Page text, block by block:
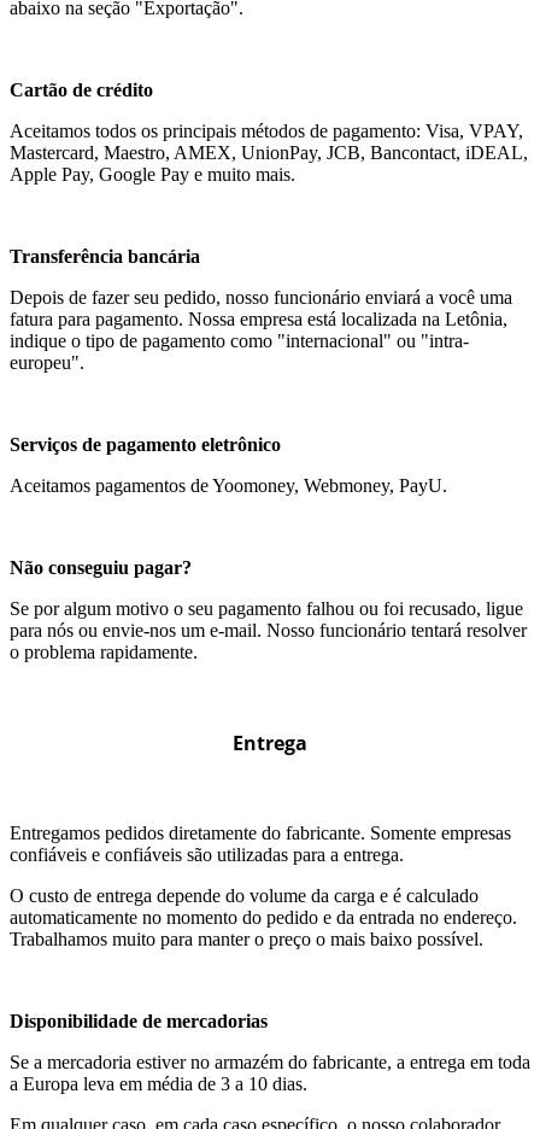
abaixo na seção "Exportação".
Cartão de crédito
Aceitamos todos os principais métodos de pagamento: Visa, VPAY,
Mastercard, Maestro, AMEX, UnionPay, JCB, Bancontact, iDEAL,
Apple Pay, Google Pay e muito mais.
Transferência bancária
Depois de fazer seu pedido, nosso funcionário enviará a você uma
fatura para pagamento. Nossa empresa está localizada na Letônia,
indique o tipo de pagamento como "internacional" ou "intra-
europeu".
Serviços de pagamento eletrônico
Aceitamos pagamentos de Yoomoney, Webmoney, PayU.
Não conseguiu pagar?
Se por algum motivo o seu pagamento falhou ou foi recusado, ligue
para nós ou envie-nos um e-mail. Nosso funcionário tentará resolver
o problema rapidamente.
Entrega
Entregamos pedidos diretamente do fabricante. Somente empresas
confiáveis e confiáveis são utilizadas para a entrega.
O custo de entrega depende do volume da carga e é calculado
automaticamente no momento do pedido e da entrada no endereço.
Trabalhamos muito para manter o preço o mais baixo possível.
Disponibilidade de mercadorias
Se a mercadoria estiver no armazém do fabricante, a entrega em toda
a Europa leva em média de 3 a 10 dias.
Em qualquer caso, em cada caso específico, o nosso colaborador